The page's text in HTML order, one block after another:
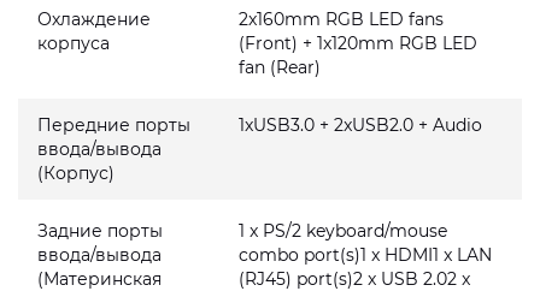
Охлаждение
корпуса
2x160mm RGB LED fans
(Front) + 1x120mm RGB LED
fan (Rear)
Передние порты
ввода/вывода
(Корпус)
1xUSB3.0 + 2xUSB2.0 + Audio
Задние порты
ввода/вывода
(Материнская
1 x PS/2 keyboard/mouse
combo port(s)1 x HDMI1 x LAN
(RJ45) port(s)2 x USB 2.02 x